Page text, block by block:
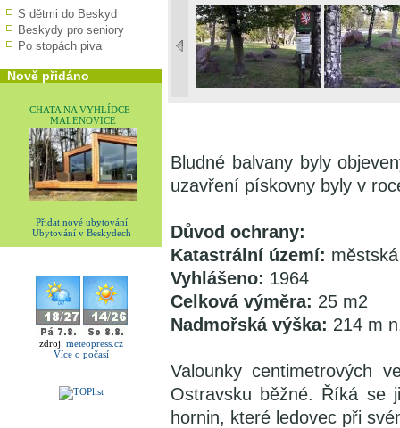
S dětmi do Beskyd
Beskydy pro seniory
Po stopách piva
Nově přidáno
CHATA NA VYHLÍDCE -
MALENOVICE
Přidat nové ubytování
Ubytování v Beskydech
zdroj: meteopress.cz
Více o počasí
Bludné balvany byly
uzavření pískovny byly v
Důvod ochrany:
Katastrální území:
Vyhlášeno: 1964
Celková výměra: 25 m2
Nadmořská výška: 214 m
Valounky centimetrových
Ostravsku běžné. Říká se
hornin, které ledovec při